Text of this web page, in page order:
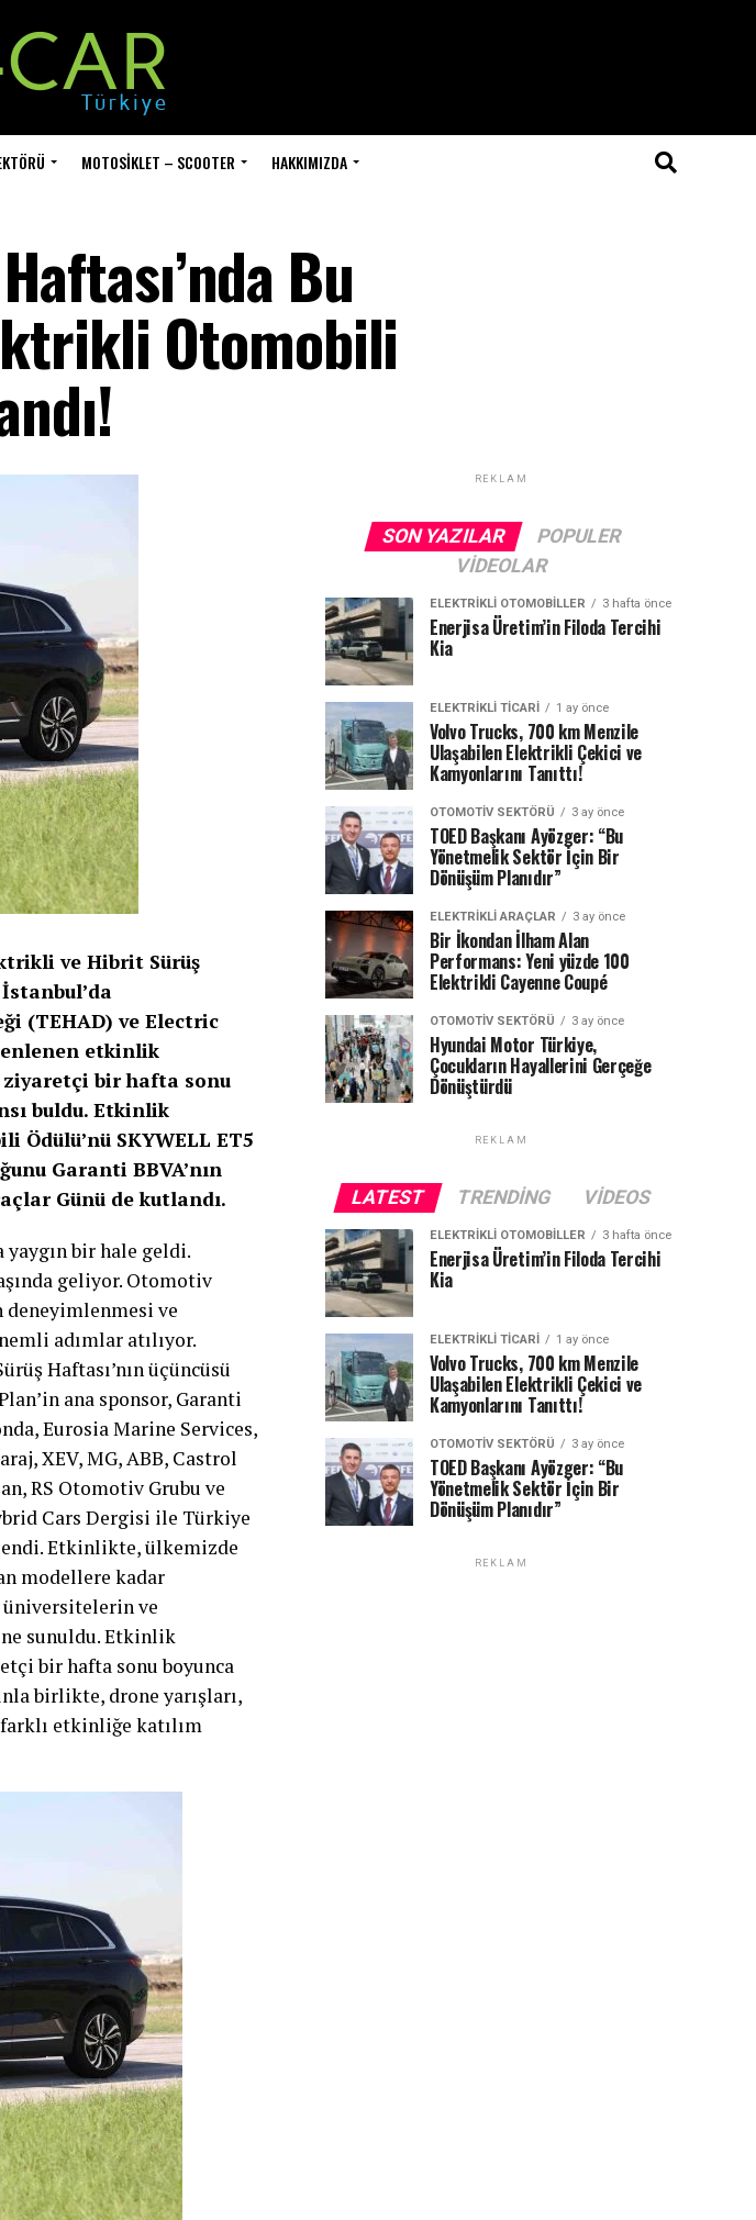
MOTOSIKLET – SCOOTER HAKKIMIZDA
Bu
Otomobili
ve Hibrit Sürüş
(TEHAD) ve Electric
etkinlik
ziyaretçi bir hafta sonu
buldu. Etkinlik
Ödülü’nü SKYWELL ET5
Garanti BBVA’nın
Günü de kutlandı.
bir hale geldi.
geliyor. Otomotiv
ve
adımlar atılıyor.
Haftası’nın üçüncüsü
ana sponsor, Garanti
Eurosia Marine Services,
XEV, MG, ABB, Castrol
RS Otomotiv Grubu ve
Cars Dergisi ile Türkiye
Etkinlikte, ülkemizde
modellere kadar
üniversitelerin ve
sunuldu. Etkinlik
bir hafta sonu boyunca
birlikte, drone yarışları,
etkinliğe katılım
REKLAM
SON YAZILAR
POPULER
VIDEOLAR
ELEKTRIKLI OTOMOBILLER 3 hafta önce
Enerjisa Üretim’in Filoda Tercihi
Kia
ELEKTRIKLI TICARI 1 ay önce
Volvo Trucks, 700 km Menzile
Ulaşabilen Elektrikli Çekici ve
Kamyonlarını Tanıttı!
OTOMOTIV SEKTÖRÜ 3 ay önce
TOED Başkanı Ayözger: “Bu
Yönetmelik Sektör İçin Bir
Dönüşüm Planıdır”
ELEKTRIKLI ARAÇLAR 3 ay önce
Bir İkondan İlham Alan
Performans: Yeni yüzde 100
Elektrikli Cayenne Coupé
OTOMOTIV SEKTÖRÜ 3 ay önce
Hyundai Motor Türkiye,
Çocukların Hayallerini Gerçeğe
Dönüştürdü
REKLAM
LATEST TRENDING VIDEOS
ELEKTRIKLI OTOMOBILLER 3 hafta önce
Enerjisa Üretim’in Filoda Tercihi
Kia
ELEKTRIKLI TICARI 1 ay önce
Volvo Trucks, 700 km Menzile
Ulaşabilen Elektrikli Çekici ve
Kamyonlarını Tanıttı!
OTOMOTIV SEKTÖRÜ 3 ay önce
TOED Başkanı Ayözger: “Bu
Yönetmelik Sektör İçin Bir
Dönüşüm Planıdır”
REKLAM